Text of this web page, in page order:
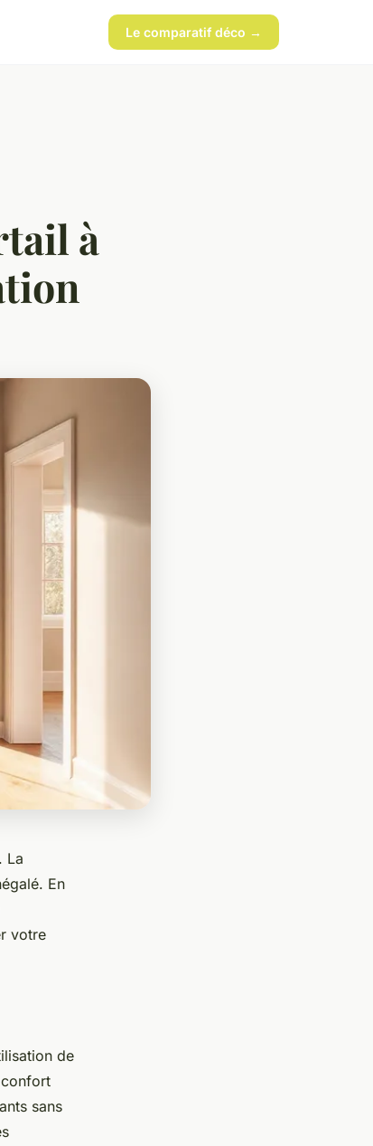
Le comparatif déco →
à
La
En
votre
de
sans